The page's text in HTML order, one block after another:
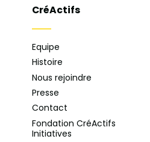
CréActifs
Equipe
Histoire
Nous rejoindre
Presse
Contact
Fondation CréActifs
Initiatives